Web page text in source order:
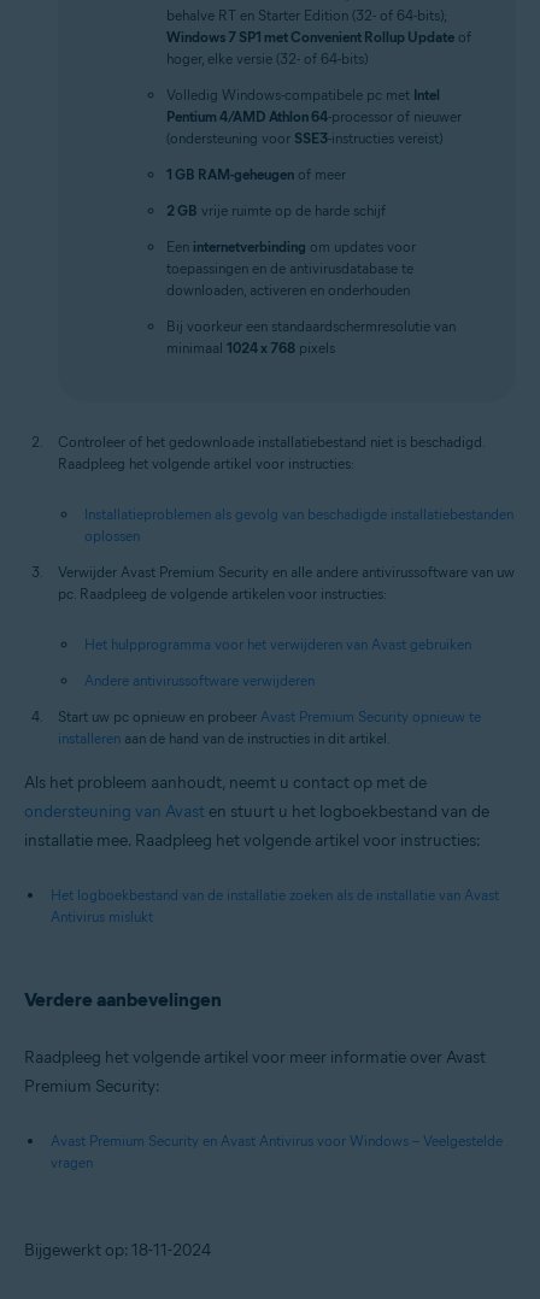
behalve RT en Starter Edition (32- of 64-bits);
Windows 7 SP1 met Convenient Rollup Update of
hoger, elke versie (32- of 64-bits)
Volledig Windows-compatibele pc met Intel
Pentium 4/AMD Athlon 64-processor of nieuwer
(ondersteuning voor SSE3-instructies vereist)
1 GB RAM-geheugen of meer
2 GB vrije ruimte op de harde schijf
Een internetverbinding om updates voor
toepassingen en de antivirusdatabase te
downloaden, activeren en onderhouden
Bij voorkeur een standaardschermresolutie van
minimaal 1024 x 768 pixels
Controleer of het gedownloade installatiebestand niet is beschadigd.
Raadpleeg het volgende artikel voor instructies:
Installatieproblemen als gevolg van beschadigde installatiebestanden
oplossen
Verwijder Avast Premium Security en alle andere antivirussoftware van uw
pc. Raadpleeg de volgende artikelen voor instructies:
Het hulpprogramma voor het verwijderen van Avast gebruiken
Andere antivirussoftware verwijderen
Start uw pc opnieuw en probeer Avast Premium Security opnieuw te
installeren aan de hand van de instructies in dit artikel.
Als het probleem aanhoudt, neemt u contact op met de
ondersteuning van Avast en stuurt u het logboekbestand van de
installatie mee. Raadpleeg het volgende artikel voor instructies:
Het logboekbestand van de installatie zoeken als de installatie van Avast
Antivirus mislukt
Verdere aanbevelingen
Raadpleeg het volgende artikel voor meer informatie over Avast
Premium Security:
Avast Premium Security en Avast Antivirus voor Windows – Veelgestelde
vragen
Bijgewerkt op: 18-11-2024